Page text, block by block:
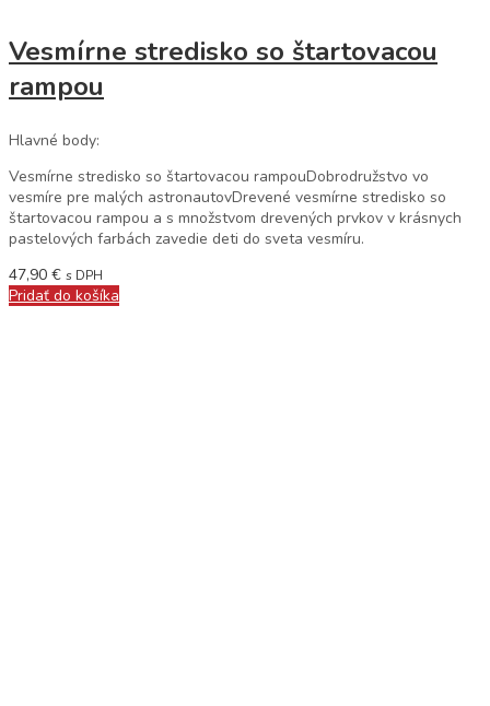
Vesmírne stredisko so štartovacou
rampou
Hlavné body:
Vesmírne stredisko so štartovacou rampouDobrodružstvo vo
vesmíre pre malých astronautovDrevené vesmírne stredisko so
štartovacou rampou a s množstvom drevených prvkov v krásnych
pastelových farbách zavedie deti do sveta vesmíru.
47,90 € s DPH
Pridať do košíka